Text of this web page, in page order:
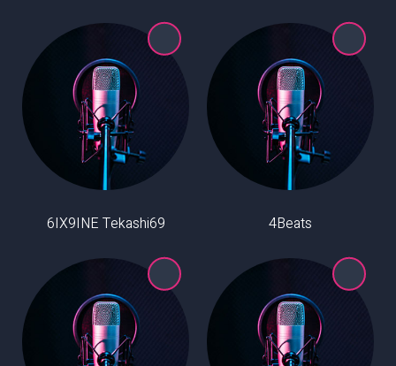
4Beats
6IX9INE Tekashi69